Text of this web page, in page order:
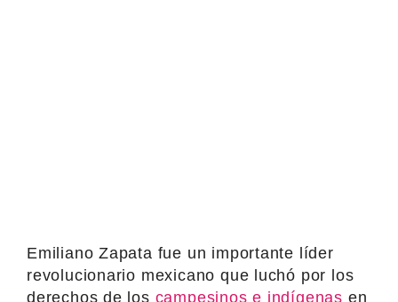
Emiliano Zapata fue un importante líder
revolucionario mexicano que luchó por los
derechos de los campesinos e indígenas en